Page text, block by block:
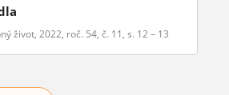
život, 2022, roč. 54, č. 11, s. 12 – 13